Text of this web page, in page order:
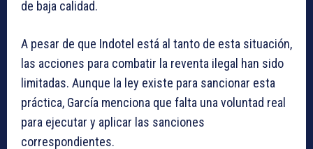
de baja calidad.
A pesar de que Indotel está al tanto de esta situación,
las acciones para combatir la reventa ilegal han sido
limitadas. Aunque la ley existe para sancionar esta
práctica, García menciona que falta una voluntad real
para ejecutar y aplicar las sanciones
correspondientes.